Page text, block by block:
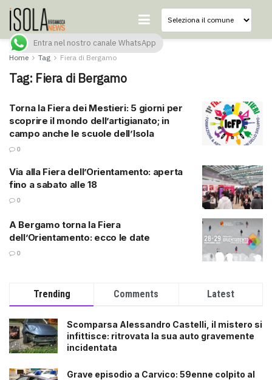
Home Tag Fiera di Bergamo
Tag: Fiera di Bergamo
Torna la Fiera dei Mestieri: 5 giorni per
scoprire il mondo dell’artigianato; in
campo anche le scuole dell’Isola
0
Via alla Fiera dell’Orientamento: aperta
fino a sabato alle 18
0
A Bergamo torna la Fiera
dell’Orientamento: ecco le date
0
Trending Comments Latest
Scomparsa Alessandro Castelli, il mistero si
infittisce: ritrovata la sua auto gravemente
incidentata
Grave episodio a Carvico: 59enne colpito al
Entra nel nostro canale WhatsApp